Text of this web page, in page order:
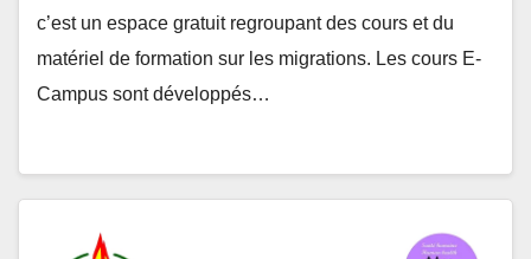
c’est un espace gratuit regroupant des cours et du
matériel de formation sur les migrations. Les cours E-
Campus sont développés…